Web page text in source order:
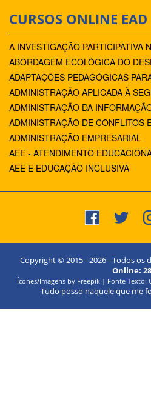
CURSOS ONLINE EAD
A INVESTIGAÇÃO PARTICIPATIVA
ABORDAGEM ECOLÓGICA DO
ADAPTAÇÕES PEDAGÓGICAS
ADMINISTRAÇÃO APLICADA À
ADMINISTRAÇÃO DA
ADMINISTRAÇÃO DE CONFLITOS
ADMINISTRAÇÃO EMPRESARIAL
AEE - ATENDIMENTO
AEE E EDUCAÇÃO INCLUSIVA
Copyright © 2015 -2026- Todos os
Online:
Ícones/Imagens by Freepik | Fonte Texto:
Tudo posso naquele que me